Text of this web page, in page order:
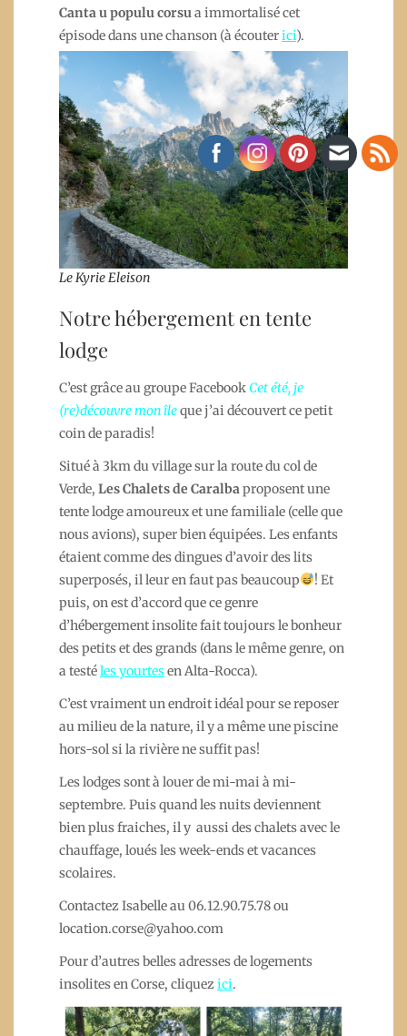
Canta u populu corsua immortalisé cet
épisode dans une chanson (à écouterici).
Le Kyrie Eleison
Notre hébergement en tente
lodge
C’est grâce au groupe FacebookCet été, je
(re)découvre mon îleque j’ai découvert ce petit
coin de paradis!
Situé à 3km du village sur la route du col de
Verde, Les Chalets de Caralbaproposent une
tente lodge amoureux et une familiale (celle que
nous avions), super bien équipées. Les enfants
étaient comme des dingues d’avoir des lits
superposés, il leur en faut pas beaucoup
! Et
puis, on est d’accord que ce genre
d’hébergement insolite fait toujours le bonheur
des petits et des grands (dans le même genre, on
a testéles yourtesen Alta-Rocca).
C’est vraiment un endroit idéal pour se reposer
au milieu de la nature, il y a même une piscine
hors-sol si la rivière ne suffit pas!
Les lodges sont à louer de mi-mai à mi-
septembre. Puis quand les nuits deviennent
bien plus fraiches, il y aussi des chalets avec le
chauffage, loués les week-ends et vacances
scolaires.
Contactez Isabelle au 06.12.90.75.78 ou
location.corse@yahoo.com
Pour d’autres belles adresses de logements
insolites en Corse, cliquez ici.